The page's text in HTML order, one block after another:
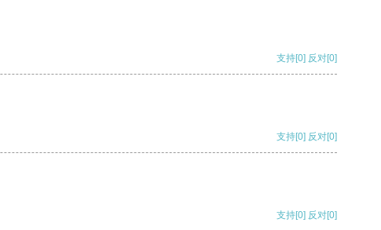
支持[0] 反对[0]
支持[0] 反对[0]
支持[0] 反对[0]